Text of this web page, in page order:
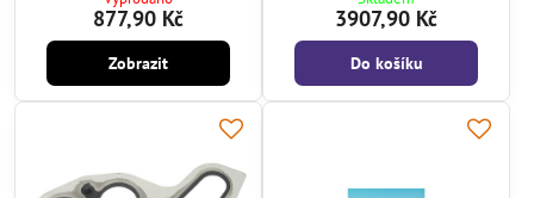
877,90 Kč
Zobrazit
3907,90 Kč
Do košíku